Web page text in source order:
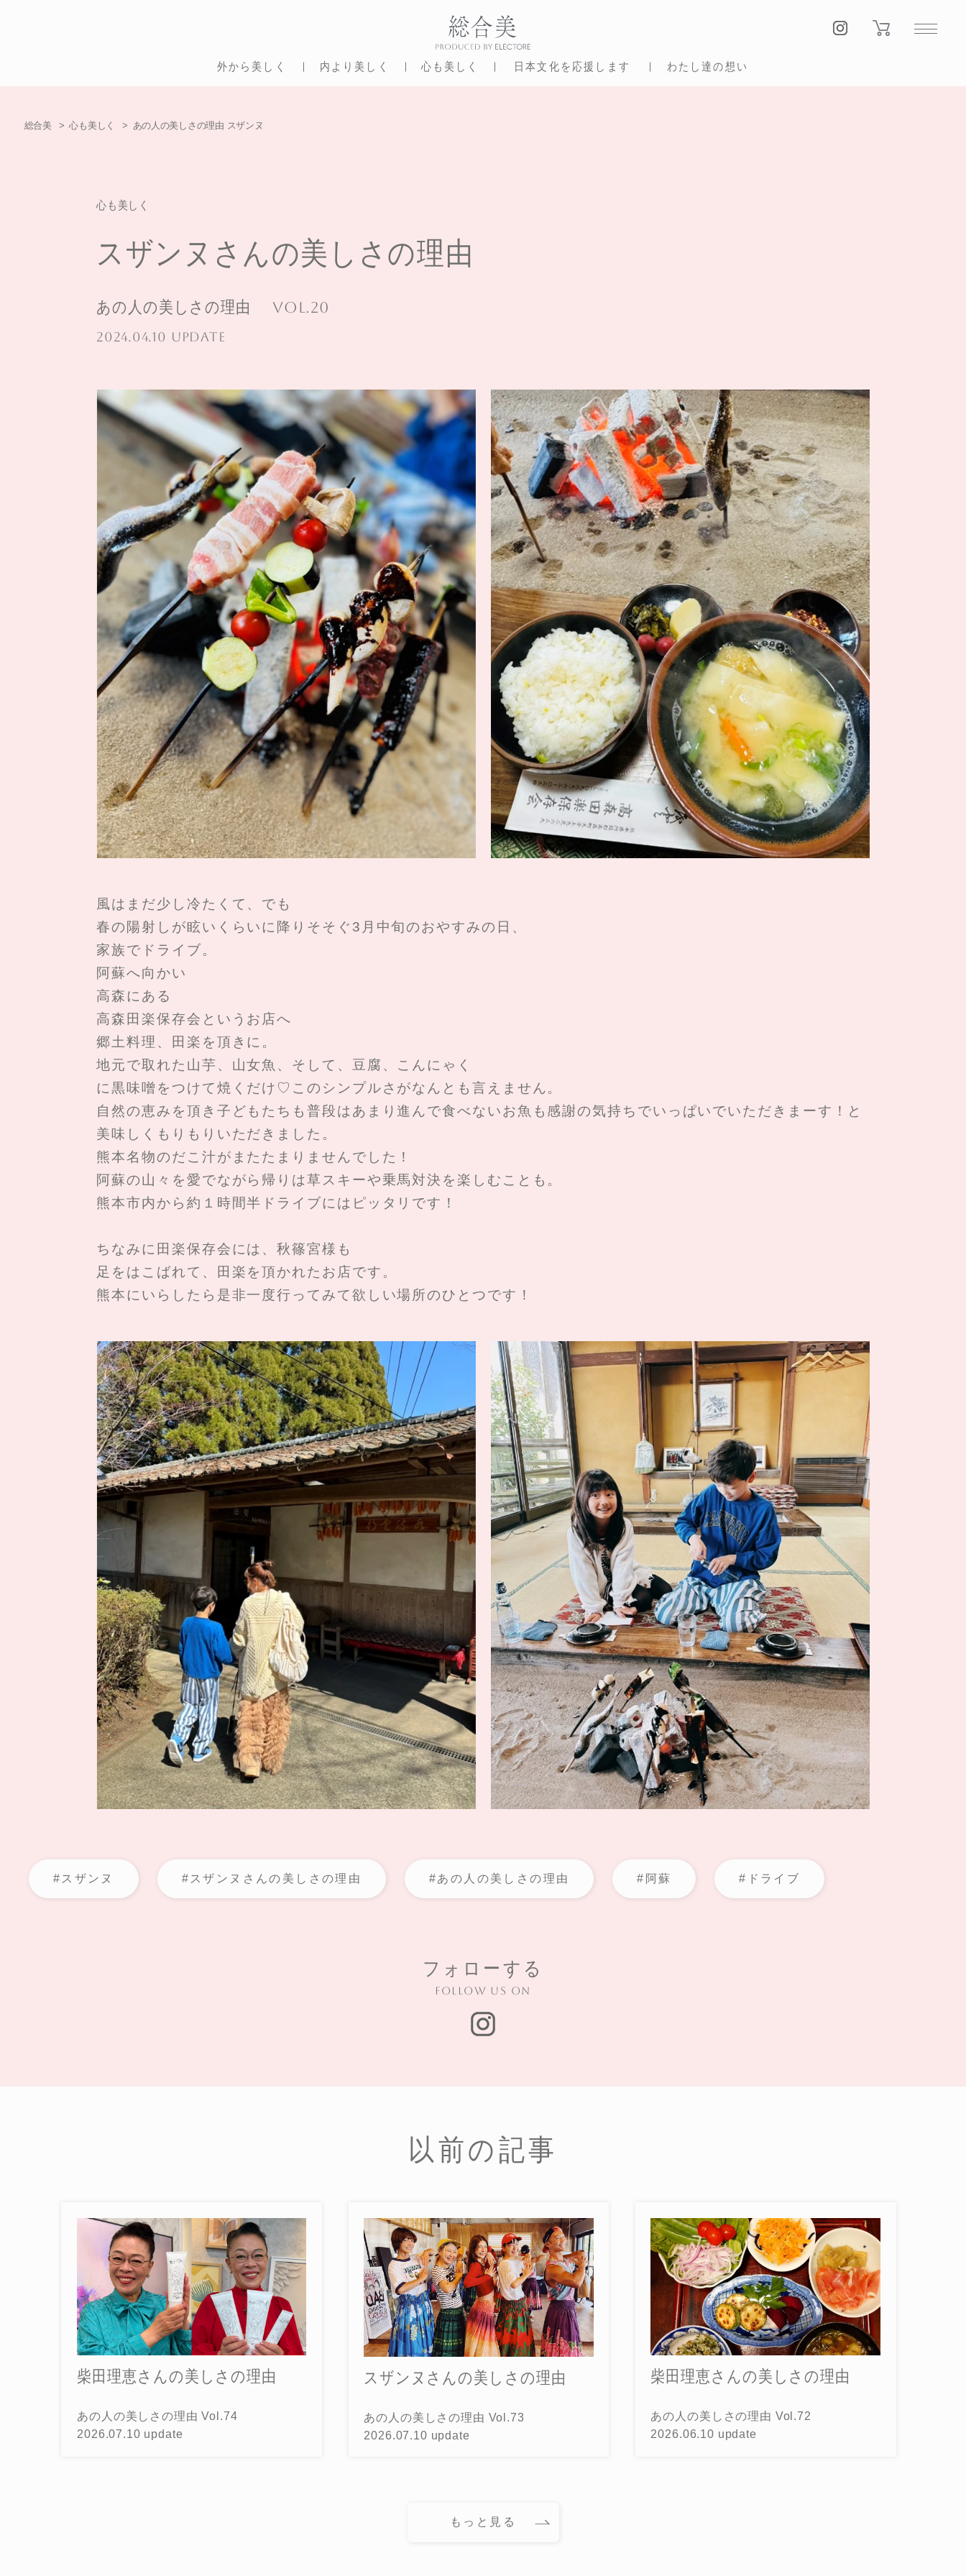
外から美しく 内より美しく 心も美しく 日本文化を応援します わたし達の想い
総合美 心も美しく あの人の美しさの理由 スザンヌ
心も美しく
スザンヌさんの美しさの理由
あの人の美しさの理由 Vol.20
2024.04.10 UPDATE
風はまだ少し冷たくて、でも
春の陽射しが眩いくらいに降りそそぐ3月中旬のおやすみの日、
家族でドライブ。
阿蘇へ向かい
高森にある
高森田楽保存会というお店へ
郷土料理、田楽を頂きに。
地元で取れた山芋、山女魚、そして、豆腐、こんにゃく
に黒味噌をつけて焼くだけ♡このシンプルさがなんとも言えません。
自然の恵みを頂き子どもたちも普段はあまり進んで食べないお魚も感謝の気持ちでいっぱいでいただきまーす！と
美味しくもりもりいただきました。
熊本名物のだこ汁がまたたまりませんでした！
阿蘇の山々を愛でながら帰りは草スキーや乗馬対決を楽しむことも。
熊本市内から約１時間半ドライブにはピッタリです！
ちなみに田楽保存会には、秋篠宮様も
足をはこばれて、田楽を頂かれたお店です。
熊本にいらしたら是非一度行ってみて欲しい場所のひとつです！
#スザンヌ #スザンヌさんの美しさの理由 #あの人の美しさの理由 #阿蘇 #ドライブ
フォローする
Follow us on
以前の記事
柴田理恵さんの美しさの理由
あの人の美しさの理由 Vol.74
2026.07.10 update
スザンヌさんの美しさの理由
あの人の美しさの理由 Vol.73
2026.07.10 update
柴田理恵さんの美しさの理由
あの人の美しさの理由 Vol.72
2026.06.10 update
もっと見る